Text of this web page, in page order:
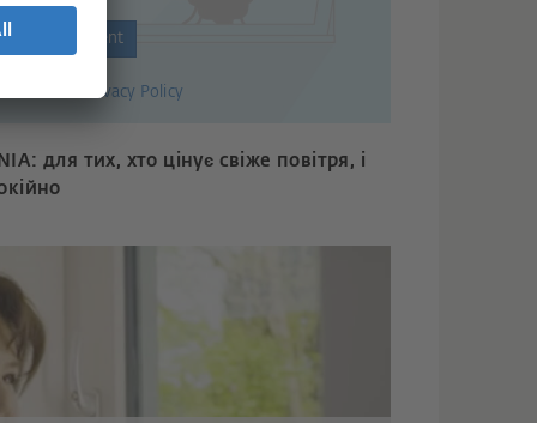
Display content
Privacy Policy
для тих, хто цінує свіже повітря, і